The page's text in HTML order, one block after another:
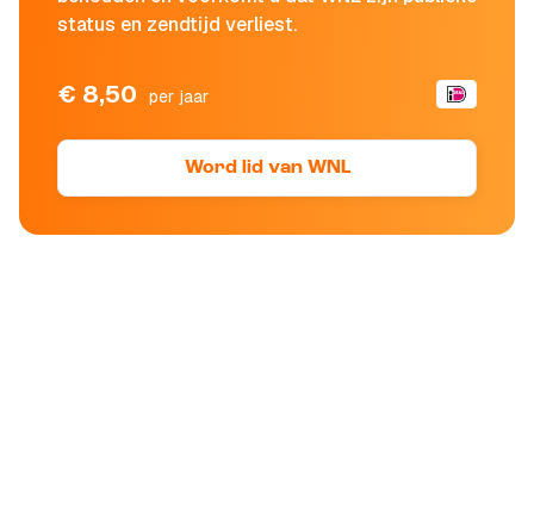
status en zendtijd verliest.
€ 8,50 per jaar
Word lid van WNL